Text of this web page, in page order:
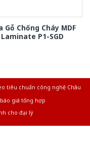
Gỗ Chống Cháy MDF
Laminate P1-SGD
tiêu chuẩn công nghệ Châu
giá tổng hợp
cho đại lý